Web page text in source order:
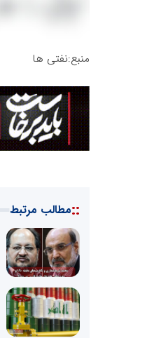
منبع:نفتی ها
::مطالب مرتبط